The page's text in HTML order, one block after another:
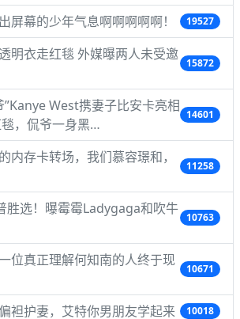
屏幕的少年气息啊啊啊啊啊！ 19527
明衣走红毯 外媒曝两人未受邀
15872
”Kanye West携妻子比安卡亮相
，侃爷一身黑…
14601
内存卡转场，我们慕容璟和，
11258
胜选！曝霉霉Ladygaga和吹牛
10763
位真正理解何知南的人终于现
10671
袒护妻，艾特你男朋友学起来 10018